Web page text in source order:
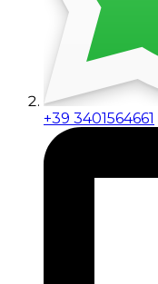
+39 3401564661